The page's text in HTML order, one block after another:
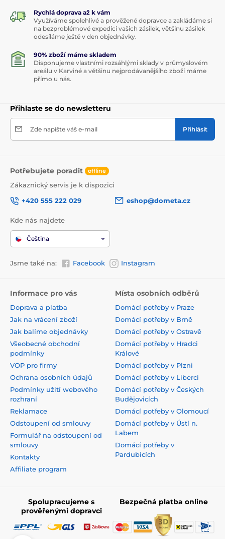
Rychlá doprava až k vám
Využíváme spolehlivé a prověžené dopravce a zakládáme si
na bezproblémové expedici vašich zásilek, většinu zásilek
odesíláme ještě v den objednávky.
90% zboží máme skladem
Disponujeme vlastními rozsáhlými sklady v průmyslovém
areálu v Karviné a většinu nejprodávanějšího zboží máme
přímo u nás.
Přihlaste se do newsletteru
Zde napište váš e-mail Přihlásit
Potřebujete poradit offline
Zákaznický servis je k dispozici
+420 555 222 029
eshop@dometa.cz
Kde nás najdete
Čeština
Jsme také na: Facebook Instagram
Informace pro vás
Doprava a platba
Jak na vrácení zboží
Jak balíme objednávky
Všeobecné obchodní
podmínky
VOP pro firmy
Ochrana osobních údajů
Podmínky užití webového
rozhraní
Reklamace
Odstoupení od smlouvy
Formulář na odstoupení od
smlouvy
Kontakty
Affiliate program
Místa osobních odběrů
Domácí potřeby v Praze
Domácí potřeby v Brně
Domácí potřeby v Ostravě
Domácí potřeby v Hradci
Králové
Domácí potřeby v Plzni
Domácí potřeby v Liberci
Domácí potřeby v Českých
Budějovicích
Domácí potřeby v Olomoucí
Domácí potřeby v Ústí n.
Labem
Domácí potřeby v
Pardubicích
Spolupracujeme s
prověřenými dopravci
Bezpečná platba online